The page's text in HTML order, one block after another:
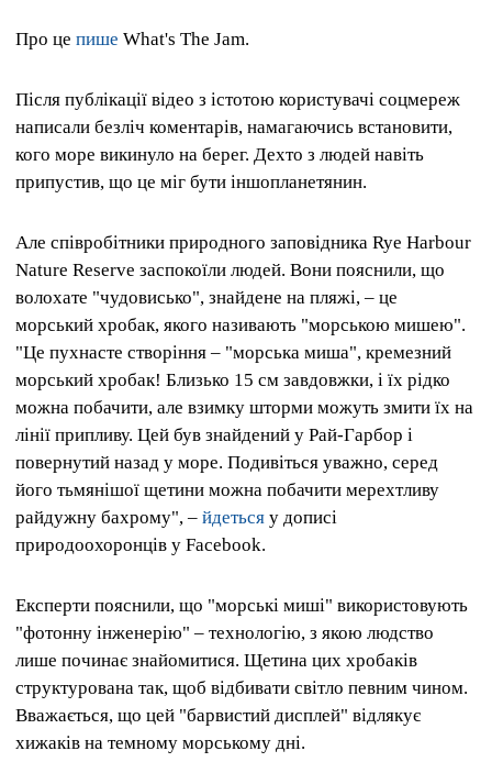
Про це пише What's The Jam.
Після публікації відео з істотою користувачі соцмереж
написали безліч коментарів, намагаючись встановити,
кого море викинуло на берег. Дехто з людей навіть
припустив, що це міг бути іншопланетянин.
Але співробітники природного заповідника Rye Harbour
Nature Reserve заспокоїли людей. Вони пояснили, що
волохате "чудовисько", знайдене на пляжі, – це
морський хробак, якого називають "морською мишею".
"Це пухнасте створіння – "морська миша", кремезний
морський хробак! Близько 15 см завдовжки, і їх рідко
можна побачити, але взимку шторми можуть змити їх на
лінії припливу. Цей був знайдений у Рай-Гарбор і
повернутий назад у море. Подивіться уважно, серед
його тьмянішої щетини можна побачити мерехтливу
райдужну бахрому", – йдеться у дописі
природоохоронців у Facebook.
Експерти пояснили, що "морські миші" використовують
"фотонну інженерію" – технологію, з якою людство
лише починає знайомитися. Щетина цих хробаків
структурована так, щоб відбивати світло певним чином.
Вважається, що цей "барвистий дисплей" відлякує
хижаків на темному морському дні.